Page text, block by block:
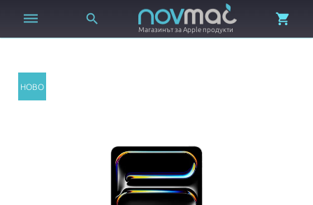
 
Магазинът за Apple продукти
